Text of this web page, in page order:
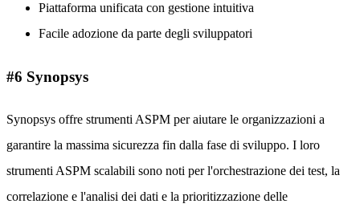
Piattaforma unificata con gestione intuitiva
Facile adozione da parte degli sviluppatori
#6 Synopsys
Synopsys offre strumenti ASPM per aiutare le organizzazioni a
garantire la massima sicurezza fin dalla fase di sviluppo. I loro
strumenti ASPM scalabili sono noti per l'orchestrazione dei test, la
correlazione e l'analisi dei dati e la prioritizzazione delle